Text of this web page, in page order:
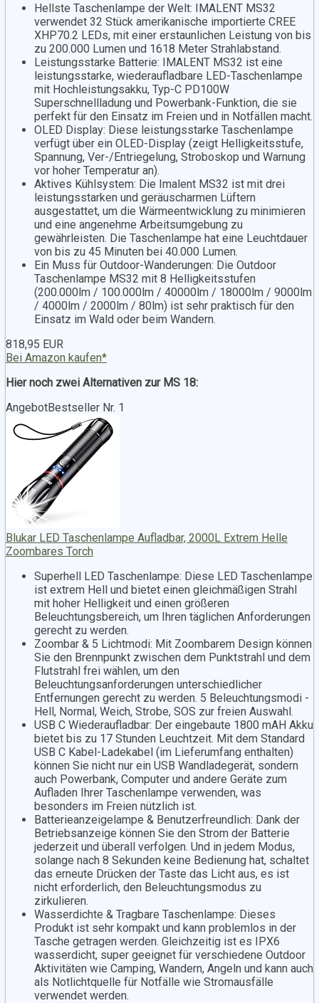
Hellste Taschenlampe der Welt: IMALENT MS32
verwendet 32 Stück amerikanische importierte CREE
XHP70.2 LEDs, mit einer erstaunlichen Leistung von bis
zu 200.000 Lumen und 1618 Meter Strahlabstand.
Leistungsstarke Batterie: IMALENT MS32 ist eine
leistungsstarke, wiederaufladbare LED-Taschenlampe
mit Hochleistungsakku, Typ-C PD100W
Superschnellladung und Powerbank-Funktion, die sie
perfekt für den Einsatz im Freien und in Notfällen macht.
OLED Display: Diese leistungsstarke Taschenlampe
verfügt über ein OLED-Display (zeigt Helligkeitsstufe,
Spannung, Ver-/Entriegelung, Stroboskop und Warnung
vor hoher Temperatur an).
Aktives Kühlsystem: Die Imalent MS32 ist mit drei
leistungsstarken und geräuscharmen Lüftern
ausgestattet, um die Wärmeentwicklung zu minimieren
und eine angenehme Arbeitsumgebung zu
gewährleisten. Die Taschenlampe hat eine Leuchtdauer
von bis zu 45 Minuten bei 40.000 Lumen.
Ein Muss für Outdoor-Wanderungen: Die Outdoor
Taschenlampe MS32 mit 8 Helligkeitsstufen
(200.000lm / 100.000lm / 40000lm / 18000lm / 9000lm
/ 4000lm / 2000lm / 80lm) ist sehr praktisch für den
Einsatz im Wald oder beim Wandern.
818,95 EUR
Bei Amazon kaufen*
Hier noch zwei Alternativen zur MS 18:
AngebotBestseller Nr. 1
Blukar LED Taschenlampe Aufladbar, 2000L Extrem Helle
Zoombares Torch
Superhell LED Taschenlampe: Diese LED Taschenlampe
ist extrem Hell und bietet einen gleichmäßigen Strahl
mit hoher Helligkeit und einen größeren
Beleuchtungsbereich, um Ihren täglichen Anforderungen
gerecht zu werden.
Zoombar & 5 Lichtmodi: Mit Zoombarem Design können
Sie den Brennpunkt zwischen dem Punktstrahl und dem
Flutstrahl frei wählen, um den
Beleuchtungsanforderungen unterschiedlicher
Entfernungen gerecht zu werden. 5 Beleuchtungsmodi -
Hell, Normal, Weich, Strobe, SOS zur freien Auswahl.
USB C Wiederaufladbar: Der eingebaute 1800 mAH Akku
bietet bis zu 17 Stunden Leuchtzeit. Mit dem Standard
USB C Kabel-Ladekabel (im Lieferumfang enthalten)
können Sie nicht nur ein USB Wandladegerät, sondern
auch Powerbank, Computer und andere Geräte zum
Aufladen Ihrer Taschenlampe verwenden, was
besonders im Freien nützlich ist.
Batterieanzeigelampe & Benutzerfreundlich: Dank der
Betriebsanzeige können Sie den Strom der Batterie
jederzeit und überall verfolgen. Und in jedem Modus,
solange nach 8 Sekunden keine Bedienung hat, schaltet
das erneute Drücken der Taste das Licht aus, es ist
nicht erforderlich, den Beleuchtungsmodus zu
zirkulieren.
Wasserdichte & Tragbare Taschenlampe: Dieses
Produkt ist sehr kompakt und kann problemlos in der
Tasche getragen werden. Gleichzeitig ist es IPX6
wasserdicht, super geeignet für verschiedene Outdoor
Aktivitäten wie Camping, Wandern, Angeln und kann auch
als Notlichtquelle für Notfälle wie Stromausfälle
verwendet werden.